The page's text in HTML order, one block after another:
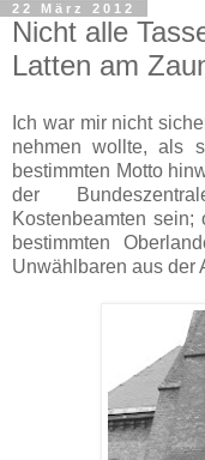
22 März 2012
Nicht alle
Latten am
Ich war mir nicht
nehmen wollte, als
bestimmten Motto
der
Kostenbeamten
bestimmten
Unwählbaren aus der